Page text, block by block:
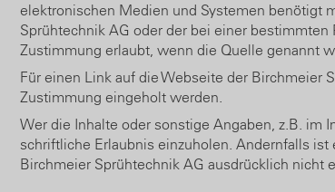
elektronischen Medien und Systemen benötigt
Sprühtechnik AG oder der bei einer
Zustimmung erlaubt, wenn die Quelle genannt
Für einen Link auf die Webseite der Birchmeier
Zustimmung eingeholt werden.
Wer die Inhalte oder sonstige Angaben, z.B. im
schriftliche Erlaubnis einzuholen. Andernfalls
Birchmeier Sprühtechnik AG ausdrücklich nicht